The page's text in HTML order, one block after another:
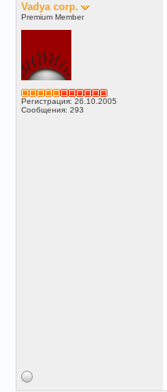
Vadya corp.
Premium Member
Регистрация: 26.10.2005
Сообщения: 293